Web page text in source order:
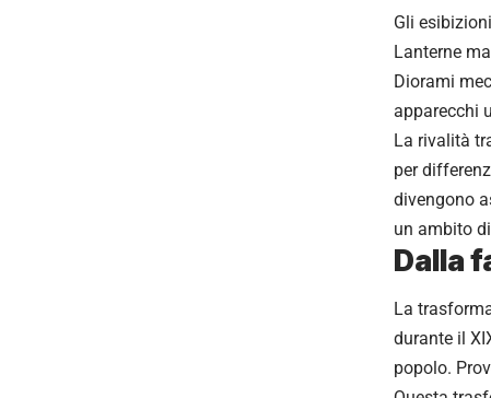
Gli
Lanterne
Diorami
apparecchi
La rivalità
per
divengono
un ambito
Dalla
La
durante il
popolo.